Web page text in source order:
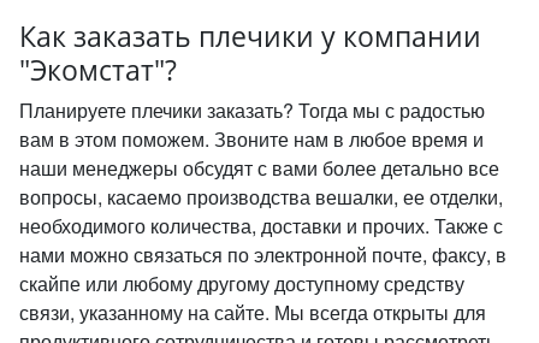
Как заказать плечики у компании
"Экомстат"?
Планируете плечики заказать? Тогда мы с радостью
вам в этом поможем. Звоните нам в любое время и
наши менеджеры обсудят с вами более детально все
вопросы, касаемо производства вешалки, ее отделки,
необходимого количества, доставки и прочих. Также с
нами можно связаться по электронной почте, факсу, в
скайпе или любому другому доступному средству
связи, указанному на сайте. Мы всегда открыты для